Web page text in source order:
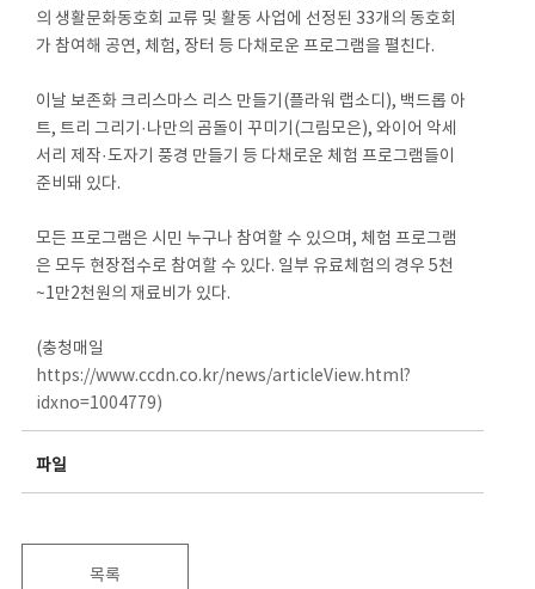
의 생활문화동호회 교류 및 활동 사업에 선정된 33개의 동호회
가 참여해 공연, 체험, 장터 등 다채로운 프로그램을 펼친다.
이날 보존화 크리스마스 리스 만들기(플라워 랩소디), 백드롭 아
트, 트리 그리기·나만의 곰돌이 꾸미기(그림모은), 와이어 악세
서리 제작·도자기 풍경 만들기 등 다채로운 체험 프로그램들이
준비돼 있다.
모든 프로그램은 시민 누구나 참여할 수 있으며, 체험 프로그램
은 모두 현장접수로 참여할 수 있다. 일부 유료체험의 경우 5천
~1만2천원의 재료비가 있다.
(충청매일
https://www.ccdn.co.kr/news/articleView.html?
idxno=1004779)
파일
목록